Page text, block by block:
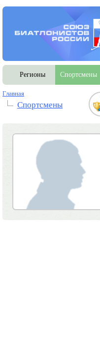
Регионы Спортсмены
Главная
Спортсмены